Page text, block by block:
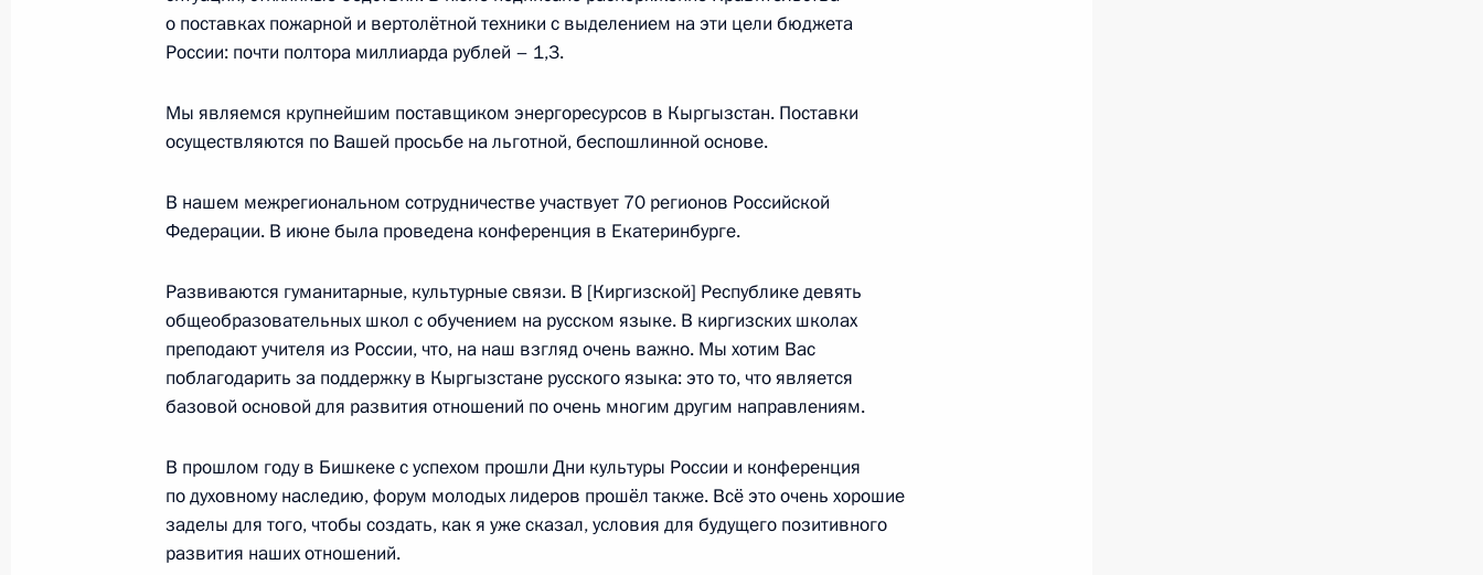
14 октября 2022 года, 15:15
Встреча с Президентом Киргизии Садыром Жапаровым
13 октября 2022 года, 15:15
Телефонные разговоры с Президентом Киргизии и Президентом
18 сентября 2022 года, 13:45
о поставках пожарной и вертолётной техники с выделением на эти цели бюджета
России: почти полтора миллиарда рублей – 1,3.
Мы являемся крупнейшим поставщиком энергоресурсов в Кыргызстан. Поставки
осуществляются по Вашей просьбе на льготной, беспошлинной основе.
В нашем межрегиональном сотрудничестве участвует 70 регионов Российской
Федерации. В июне была проведена конференция в Екатеринбурге.
Развиваются гуманитарные, культурные связи. В [Киргизской] Республике девять
общеобразовательных школ с обучением на русском языке. В киргизских школах
преподают учителя из России, что, на наш взгляд очень важно. Мы хотим Вас
поблагодарить за поддержку в Кыргызстане русского языка: это то, что является
базовой основой для развития отношений по очень многим другим направлениям.
В прошлом году в Бишкеке с успехом прошли Дни культуры России и конференция
по духовному наследию, форум молодых лидеров прошёл также. Всё это очень хорошие
заделы для того, чтобы создать, как я уже сказал, условия для будущего позитивного
развития наших отношений.